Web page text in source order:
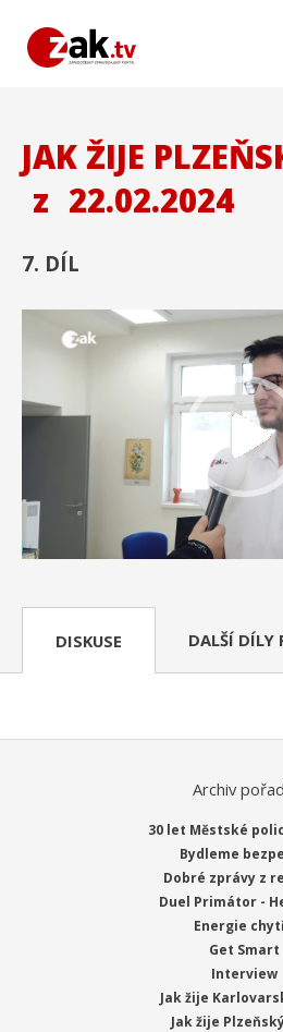
JAK ŽIJE
z 22.02.2024
7. DÍL
DISKUSE DALŠÍ DÍLY
Archiv
30 let Městské
Bydleme
Dobré zprávy z
Duel Primátor -
Energie
Get Smart
Interview
Jak žije
Jak žije